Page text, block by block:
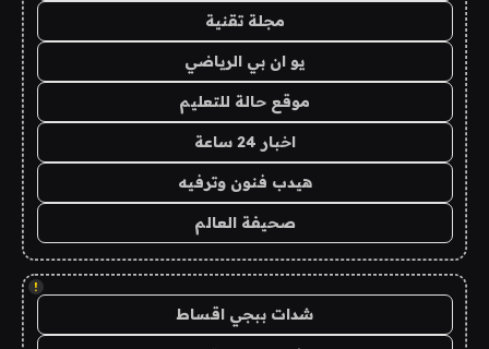
مجلة تقنية
يو ان بي الرياضي
موقع حالة للتعليم
اخبار 24 ساعة
هيدب فنون وترفيه
صحيفة العالم
!
شدات ببجي اقساط